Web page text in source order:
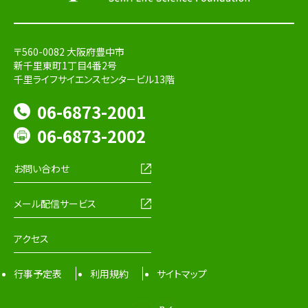
〒560-0082 大阪府豊中市
新千里東町1丁目4番2号
千里ライフサイエンスセンタービル13階
06-6873-2001
06-6873-2002
お問い合わせ
メール配信サービス
アクセス
行事予定表 利用規約 サイトマップ